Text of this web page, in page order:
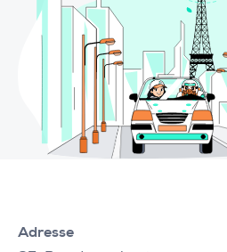
Adresse